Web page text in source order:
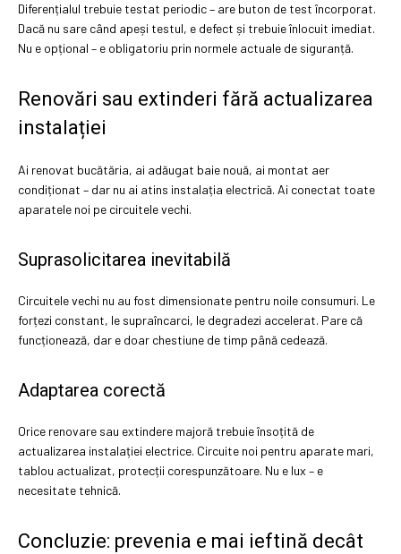
Diferențialul trebuie testat periodic – are buton de test încorporat.
Dacă nu sare când apeși testul, e defect și trebuie înlocuit imediat.
Nu e opțional – e obligatoriu prin normele actuale de siguranță.
Renovări sau extinderi fără actualizarea
instalației
Ai renovat bucătăria, ai adăugat baie nouă, ai montat aer
condiționat – dar nu ai atins instalația electrică. Ai conectat toate
aparatele noi pe circuitele vechi.
Suprasolicitarea inevitabilă
Circuitele vechi nu au fost dimensionate pentru noile consumuri. Le
forțezi constant, le supraîncarci, le degradezi accelerat. Pare că
funcționează, dar e doar chestiune de timp până cedează.
Adaptarea corectă
Orice renovare sau extindere majoră trebuie însoțită de
actualizarea instalației electrice. Circuite noi pentru aparate mari,
tablou actualizat, protecții corespunzătoare. Nu e lux – e
necesitate tehnică.
Concluzie: prevenia e mai ieftină decât